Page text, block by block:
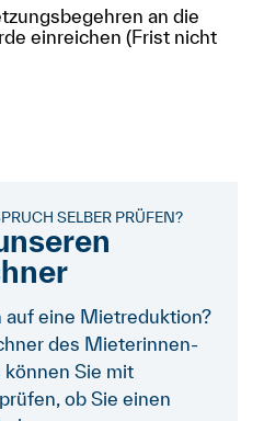
an die
einreichen (Frist nicht
SELBER PRÜFEN?
auf eine Mietreduktion?
des Mieterinnen-
Sie mit
ob Sie einen